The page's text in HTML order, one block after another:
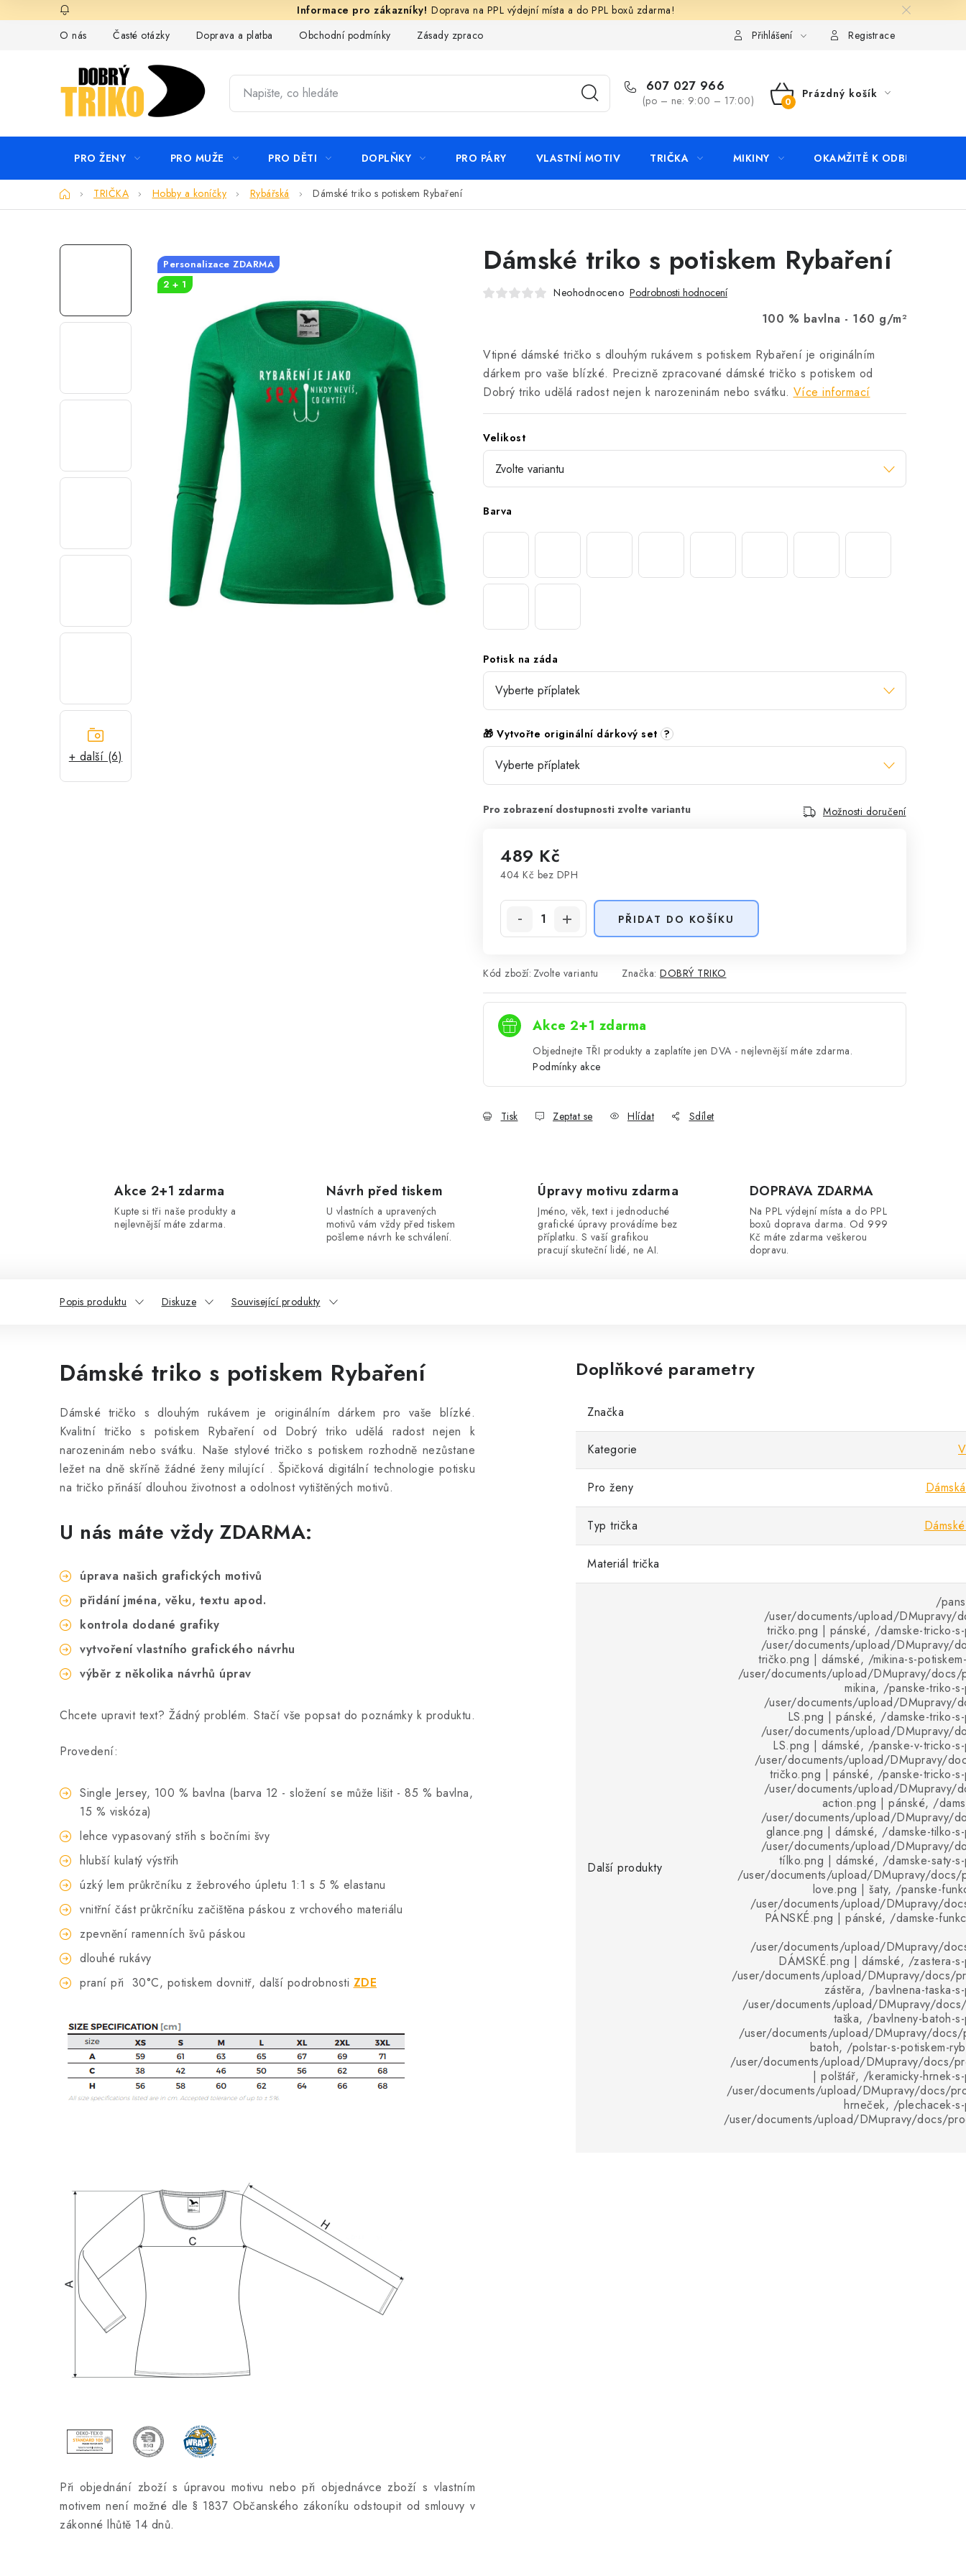
na
Doprava na PPL výdejní místa a do PPL boxů zdarma!
O nás
Časté otázky Doprava a platba Obchodní podmínky Zásady zpracování ochrany osobních údajů KontaktyPřihlášení Registrace
607 027 966
(po – ne: 9:00 – 17:00)
NÁKUPNÍ
Prázdný košík
PRO ŽENY PRO MUŽE PRO DĚTI DOPLŇKY PRO PÁRY VLASTNÍ MOTIV TRIČKA MIKINY OKAMŽITĚ K ODBĚRU
DomůTRIČKA Hobby a koníčky Rybářská Dámské triko s potiskem Rybaření
+ další (6)
Dámské triko s potiskem Rybaření
Neohodnoceno Podrobnosti hodnocení
100 % bavlna - 160 g/m²
Vtipné dámské tričko s dlouhým rukávem s potiskem Rybaření je originálním
dárkem pro vaše blízké. Precizně zpracované dámské tričko s potiskem od
Dobrý triko udělá radost nejen k narozeninám nebo svátku. Více informací
Velikost
Barva
Potisk na záda
🎁 Vytvořte originální dárkový set ?
Možnosti doručení
489 Kč
404 Kč bez DPH
PŘIDAT DO KOŠÍKU
Kód zboží: Zvolte variantu Značka: DOBRÝ TRIKO
Akce 2+1 zdarma
Objednejte TŘI produkty a zaplatíte jen DVA - nejlevnější máte zdarma.
Podmínky akce
Tisk Zeptat se Hlídat Sdílet
Personalizace ZDARMA
2 + 1
Akce 2+1 zdarma
Kupte si tři naše produkty a
nejlevnější máte zdarma.
Návrh před tiskem
U vlastních a upravených
motivů vám vždy před tiskem
pošleme návrh ke schválení.
Úpravy motivu zdarma
Jméno, věk, text i jednoduché
grafické úpravy provádíme bez
příplatku. S vaší grafikou
pracují skuteční lidé, ne AI.
DOPRAVA ZDARMA
Na PPL výdejní místa a do PPL
boxů doprava darma. Od 999
Kč máte zdarma veškerou
dopravu.
Popis produktu Diskuze Související produkty
Dámské triko s potiskem Rybaření
Dámské tričko s dlouhým rukávem je originálním dárkem pro vaše blízké.
Kvalitní tričko s potiskem Rybaření od Dobrý triko udělá radost nejen k
narozeninám nebo svátku. Naše stylové tričko s potiskem rozhodně nezůstane
ležet na dně skříně žádné ženy milující . Špičková digitální technologie potisku
na tričko přináší dlouhou životnost a odolnost vytištěných motivů.
U nás máte vždy ZDARMA:
úprava našich grafických motivů
přidání jména, věku, textu apod.
kontrola dodané grafiky
vytvoření vlastního grafického návrhu
výběr z několika návrhů úprav
Chcete upravit text? Žádný problém. Stačí vše popsat do poznámky k produktu.
Provedení:
Single Jersey, 100 % bavlna (barva 12 - složení se může lišit - 85 % bavlna,
15 % viskóza)
lehce vypasovaný střih s bočními švy
hlubší kulatý výstřih
úzký lem průkrčníku z žebrového úpletu 1:1 s 5 % elastanu
vnitřní část průkrčníku začištěna páskou z vrchového materiálu
zpevnění ramenních švů páskou
dlouhé rukávy
praní při 30°C, potiskem dovnitř, další podrobnosti ZDE
Při objednání zboží s úpravou motivu nebo při objednávce zboží s vlastním
motivem není možné dle § 1837 Občanského zákoníku odstoupit od smlouvy v
zákonné lhůtě 14 dnů.
Doplňkové parametry
Značka
Kategorie
Pro ženy
Typ trička
Materiál trička
Další produkty
/
/user/documents/upload/DMupravy/
tričko.png | pánské, /damske-tricko-
/user/documents/upload/DMupravy/
tričko.png | dámské, /mikina-s-
/user/documents/upload/DMupravy/docs/
mikina, /panske-triko-
/user/documents/upload/DMupravy/
LS.png | pánské, /damske-triko-
/user/documents/upload/DMupravy/
LS.png | dámské, /panske-v-tricko-
/user/documents/upload/DMupravy/
tričko.png | pánské, /panske-tricko-
/user/documents/upload/DMupravy/
action.png | pánské, /
/user/documents/upload/DMupravy/
glance.png | dámské, /damske-tilko-
/user/documents/upload/DMupravy/
tílko.png | dámské, /damske-saty-
/user/documents/upload/DMupravy/docs/
love.png | šaty, /panske-
/user/documents/upload/DMupravy/
PÁNSKÉ.png | pánské, /damske-
/user/documents/upload/DMupravy/
DÁMSKÉ.png | dámské, /zastera-
/user/documents/upload/DMupravy/docs/
zástěra, /bavlnena-taska-
/user/documents/upload/DMupravy/
taška, /bavlneny-batoh-
/user/documents/upload/DMupravy/
batoh, /polstar-s-potiskem-
/user/documents/upload/DMupravy/docs/
| polštář, /keramicky-hrnek-
/user/documents/upload/DMupravy/docs/
hrneček, /plechacek-
/user/documents/upload/DMupravy/docs/